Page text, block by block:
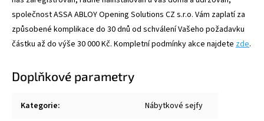
společnost ASSA ABLOY Opening Solutions CZ s.r.o. Vám zaplatí za
způsobené komplikace do 30 dnů od schválení Vašeho požadavku
částku až do výše 30 000 Kč. Kompletní podmínky akce najdete zde.
Doplňkové parametry
Kategorie: Nábytkové sejfy